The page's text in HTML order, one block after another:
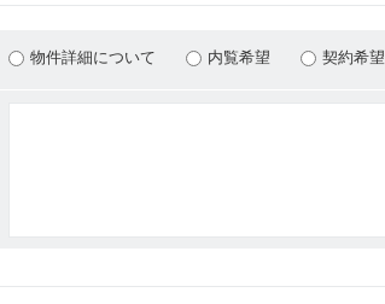
物件詳細について 内覧希望 契約希望